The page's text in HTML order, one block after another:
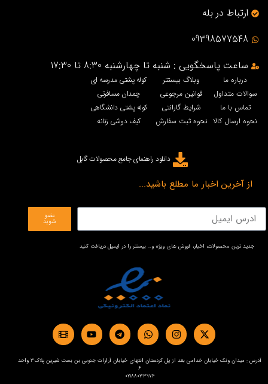
ارتباط در بله
09398577548
ساعت پاسخگویی : شنبه تا چهارشنبه 8:30 تا 17:30
درباره ما
سوالات متداول
تماس با ما
نحوه ارسال کالا
وبلاگ بیستتر
قوانین مرجوعی
شرایط گارانتی
نحوه ثبت سفارش
کوله پشتی مدرسه ای
چمدان مسافرتی
کوله پشتی دانشگاهی
کیف دوشی زنانه
دانلود راهنمای جامع محصولات گابل
از آخرین اخبار ما مطلع باشید...
عضو
شوید
جدید ترین محصولات، اخبار، فروش های ویژه و… بیستتر را در ایمیل دریافت کنید
آدرس : میدان ونک خیابان خدامی بعد از پل کردستان انتهای خیابان آرارات جنوبی بن بست شیرین پلاک3 واحد
6
02188033974